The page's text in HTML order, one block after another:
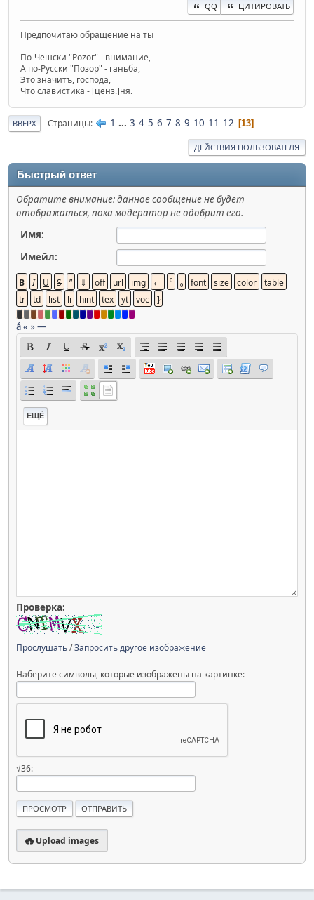
QQ ЦИТИРОВАТЬ
Предпочитаю обращение на ты
По-Чешски "Pozor" - внимание,
А по-Русски "Позор" - ганьба,
Это значитъ, господа,
Что славистика - [ценз.]ня.
ВВЕРХ Страницы 1 ... 3 4 5 6 7 8 9 10 11 12 13
ДЕЙСТВИЯ ПОЛЬЗОВАТЕЛЯ
Быстрый ответ
Обратите внимание: данное сообщение не будет
отображаться, пока модератор не одобрит его.
Имя:
Имейл:
á« »—
ЕЩЁ
Проверка:
Прослушать/Запросить другое изображение
Наберите символы, которые изображены на картинке:
√36:
Upload images